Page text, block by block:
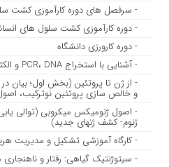
- سرفصل های دوره کارآموزی کشت
- دوره کارآموزی کشت سلول های
- دوره کارورزی دانشگاه
- آشنایی با استخراج PCR، DNA و الکتروفورز
و خالص سازی پروتئین نوترکیب،
- اصول ژنومیکس میکروبی (توالی
ژنوم- کشف ژنهای جدید)
- کارگاه آموزشی تشکیل و مدیریت
- سیتوژنتیک گیاهی: رفتار و